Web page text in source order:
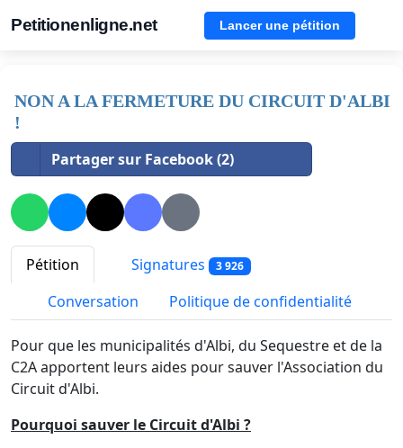
Petitionenligne.net Lancer une pétition
NON A LA FERMETURE DU CIRCUIT D'ALBI
!
Partager sur Facebook (2)
Pétition Signatures 3 926
Conversation Politique de confidentialité
Pour que les municipalités d'Albi, du Sequestre et de la
C2A apportent leurs aides pour sauver l'Association du
Circuit d'Albi.
Pourquoi sauver le Circuit d'Albi ?